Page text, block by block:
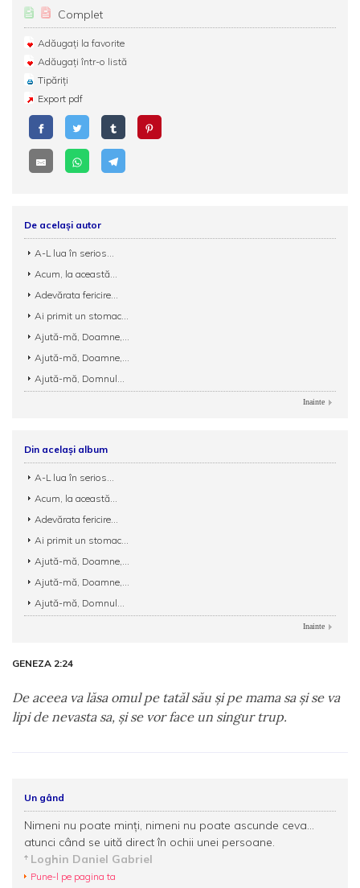
Complet
Adăugați la favorite
Adăugați într-o listă
Tipăriți
Export pdf
De același autor
A-L lua în serios...
Acum, la această...
Adevărata fericire...
Ai primit un stomac...
Ajută-mă, Doamne,...
Ajută-mă, Doamne,...
Ajută-mă, Domnul...
Inainte
Din același album
A-L lua în serios...
Acum, la această...
Adevărata fericire...
Ai primit un stomac...
Ajută-mă, Doamne,...
Ajută-mă, Doamne,...
Ajută-mă, Domnul...
Inainte
GENEZA 2:24
De aceea va lăsa omul pe tatăl său şi pe mama sa şi se va
lipi de nevasta sa, şi se vor face un singur trup.
Un gând
Nimeni nu poate minţi, nimeni nu poate ascunde ceva…
atunci când se uită direct în ochii unei persoane.
Loghin Daniel Gabriel
Pune-l pe pagina ta